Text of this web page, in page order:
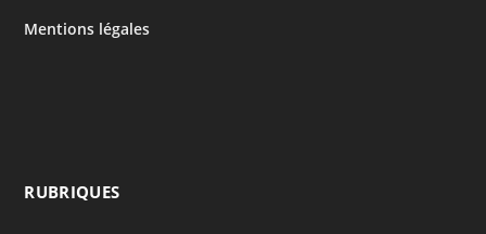
Mentions légales
RUBRIQUES